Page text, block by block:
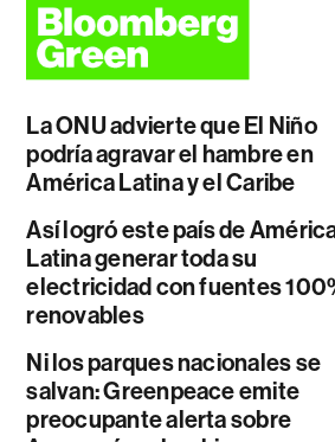
La ONU advierte que El Niño
podría agravar el hambre en
América Latina y el Caribe
Así logró este país de
Latina generar toda su
electricidad con fuentes
renovables
Ni los parques nacionales se
salvan: Greenpeace emite
preocupante alerta sobre